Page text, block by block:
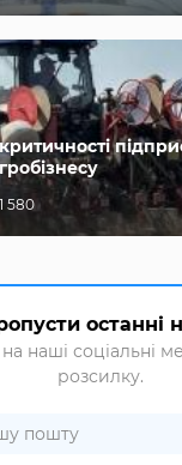
критичності
1 580
останні
наші соціальні
розсилку.